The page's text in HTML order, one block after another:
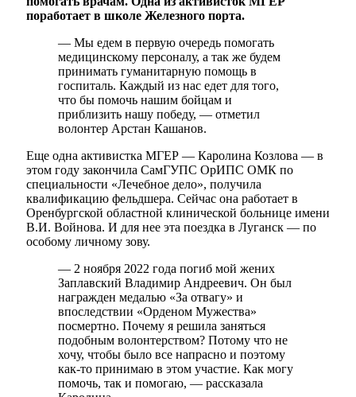
поработает в школе Железного порта.
— Мы едем в первую очередь помогать
медицинскому персоналу, а так же будем
принимать гуманитарную помощь в
госпиталь. Каждый из нас едет для того,
что бы помочь нашим бойцам и
приблизить нашу победу, — отметил
волонтер Арстан Кашанов.
Еще одна активистка МГЕР — Каролина Козлова — в
этом году закончила СамГУПС ОрИПС ОМК по
специальности «Лечебное дело», получила
квалификацию фельдшера. Сейчас она работает в
Оренбургской областной клинической больнице имени
В.И. Войнова. И для нее эта поездка в Луганск — по
особому личному зову.
— 2 ноября 2022 года погиб мой жених
Заплавский Владимир Андреевич. Он был
награжден медалью «За отвагу» и
впоследствии «Орденом Мужества»
посмертно. Почему я решила заняться
подобным волонтерством? Потому что не
хочу, чтобы было все напрасно и поэтому
как-то принимаю в этом участие. Как могу
помочь, так и помогаю, — рассказала